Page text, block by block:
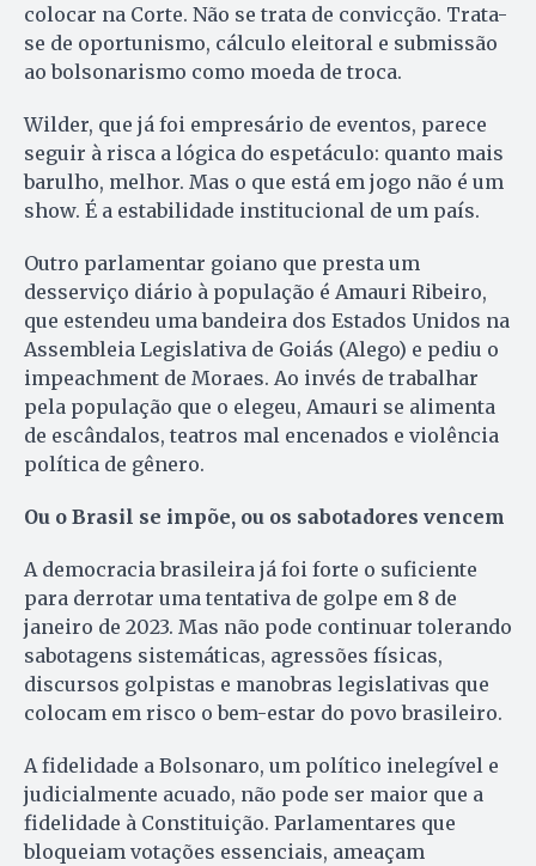
colocar na Corte. Não se trata de convicção. Trata-
se de oportunismo, cálculo eleitoral e submissão
ao bolsonarismo como moeda de troca.
Wilder, que já foi empresário de eventos, parece
seguir à risca a lógica do espetáculo: quanto mais
barulho, melhor. Mas o que está em jogo não é um
show. É a estabilidade institucional de um país.
Outro parlamentar goiano que presta um
desserviço diário à população é Amauri Ribeiro,
que estendeu uma bandeira dos Estados Unidos na
Assembleia Legislativa de Goiás (Alego) e pediu o
impeachment de Moraes. Ao invés de trabalhar
pela população que o elegeu, Amauri se alimenta
de escândalos, teatros mal encenados e violência
política de gênero.
Ou o Brasil se impõe, ou os sabotadores vencem
A democracia brasileira já foi forte o suficiente
para derrotar uma tentativa de golpe em 8 de
janeiro de 2023. Mas não pode continuar tolerando
sabotagens sistemáticas, agressões físicas,
discursos golpistas e manobras legislativas que
colocam em risco o bem-estar do povo brasileiro.
A fidelidade a Bolsonaro, um político inelegível e
judicialmente acuado, não pode ser maior que a
fidelidade à Constituição. Parlamentares que
bloqueiam votações essenciais, ameaçam